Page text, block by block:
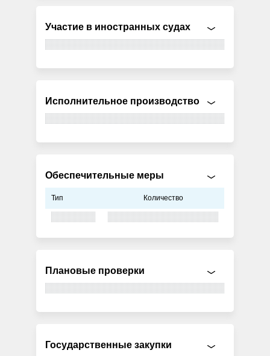
Участие в иностранных судах
Исполнительное производство
Обеспечительные меры
Тип Количество
Плановые проверки
Государственные закупки